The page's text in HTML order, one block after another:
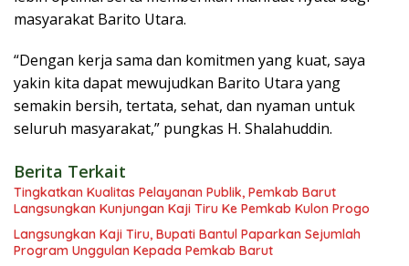
masyarakat Barito Utara.
“Dengan kerja sama dan komitmen yang kuat, saya
yakin kita dapat mewujudkan Barito Utara yang
semakin bersih, tertata, sehat, dan nyaman untuk
seluruh masyarakat,” pungkas H. Shalahuddin.
Berita Terkait
Tingkatkan Kualitas Pelayanan Publik, Pemkab Barut
Langsungkan Kunjungan Kaji Tiru Ke Pemkab Kulon Progo
Langsungkan Kaji Tiru, Bupati Bantul Paparkan Sejumlah
Program Unggulan Kepada Pemkab Barut